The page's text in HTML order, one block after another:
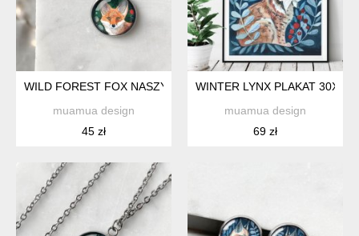
WILD FOREST FOX NASZYJNIK NA URODZINY
muamua design
45 zł
WINTER LYNX PLAKAT 30X40
muamua design
69 zł